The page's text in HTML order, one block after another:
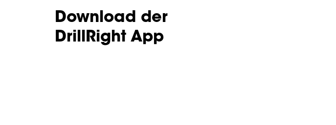
Download der
DrillRight App